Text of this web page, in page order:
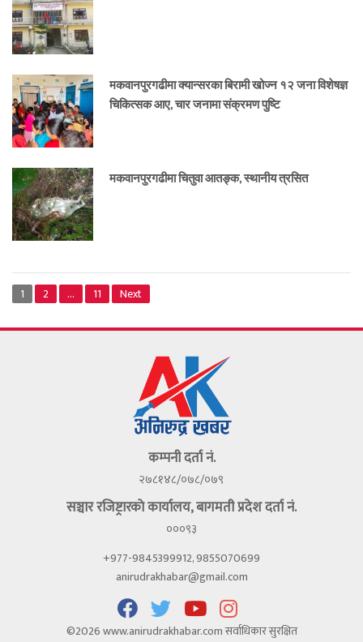
मकवानपुरगढीमा क्यान्सरका बिरामी खोज्न १२ जना विशेषज्ञ
चिकित्सक आए, चार जनामा संक्रमण पुष्टि
मकवानपुरगढीमा चितुवा आतङ्क, स्थानीय त्रसित
1 2 … 11 Next
कम्पनी दर्ता नं.
२७८१४८/०७८/०७९
सञ्चार रजिष्ट्रारकाे कार्यालय, बागमती प्रदेश दर्ता नं.
०००९३
+977-9845399912, 9855070699
anirudrakhabar@gmail.com
©2026 www.anirudrakhabar.com सर्वाधिकार सुरक्षित